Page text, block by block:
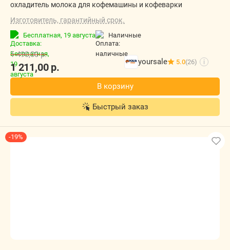
охладитель молока для кофемашины и кофеварки
Изготовитель, гарантийный срок.
Бесплатная, 19 августа наличные
1 211,00р.
1 490,00р.
yoursale 5.0(26) i
В корзину
Быстрый заказ
-19%